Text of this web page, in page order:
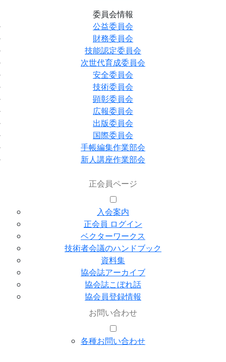
委員会情報
公益委員会
財務委員会
技能認定委員会
次世代育成委員会
安全委員会
技術委員会
顕彰委員会
広報委員会
出版委員会
国際委員会
手帳編集作業部会
新人講座作業部会
正会員ページ
入会案内
正会員 ログイン
ベクターワークス
技術者会議のハンドブック
資料集
協会誌アーカイブ
協会誌こぼれ話
協会員登録情報
お問い合わせ
各種お問い合わせ